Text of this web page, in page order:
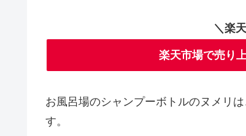
＼楽
楽天市場で売り
お風呂場のシャンプーボトルのヌメリ
す。